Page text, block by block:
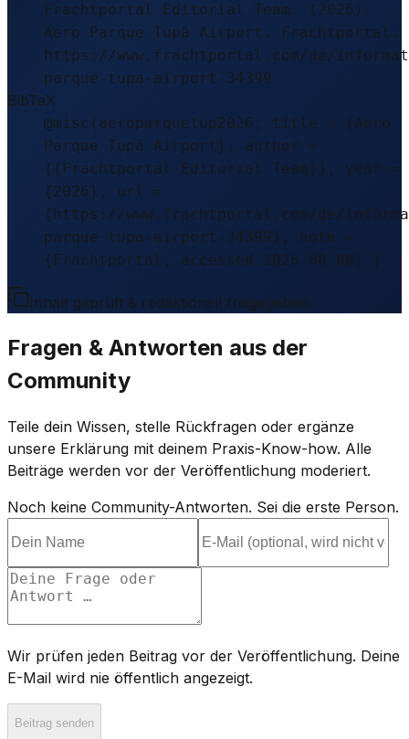
Frachtportal Editorial Team. (2026).
Aero Parque Tupã Airport. Frachtportal.
https://www.frachtportal.com/de/
parque-tupa-airport-34399
BibTeX
@misc{aeroparquetup2026, title = {Aero
Parque Tupã Airport}, author =
{{Frachtportal Editorial Team}}, year =
{2026}, url =
{https://www.frachtportal.com/de/
parque-tupa-airport-34399}, note =
{Frachtportal, accessed 2026-08-08} }
Inhalt geprüft & redaktionell freigegeben.
Fragen & Antworten aus der
Community
Teile dein Wissen, stelle Rückfragen oder ergänze
unsere Erklärung mit deinem Praxis-Know-how. Alle
Beiträge werden vor der Veröffentlichung moderiert.
Noch keine Community-Antworten. Sei die erste Person.
Wir prüfen jeden Beitrag vor der Veröffentlichung. Deine
E-Mail wird nie öffentlich angezeigt.
Beitrag senden